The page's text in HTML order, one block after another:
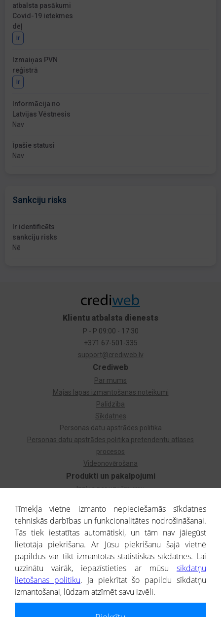
atbalsta pasākumi
Covid-19 ietekmes
dēļ
Ir
Izmaiņas PVN
reģistrā
Ir
Informācija no
Latvijas Vēstnesis
Nav
Īpašie statusi
Nav
Sankciju risks
Ir identificēts
sankciju risks
Nē
Produkti un pakalpojumi
Izziņa par uzņēmumu
Dzimtas koks
Uzņēmumu atlase
Monitorings
Kredītizziņa par ārvalstu uzņēmumiem
Crediweb
Par mums
Mājas lapas izmantošanas noteikumi
Palīdzība
Sīkdatnes
Personas datu apstrādes politika
Personas datu apstrādes politika pretendentu atlases
procesos
Videonovērošana
Klientu atbalsta dienests
P - P 09:00 - 17:30
+371 67-501-335
support@crediweb.lv
® CREDITREFORM Latvija
SIA
Tīmekļa vietne izmanto nepieciešamās sīkdatnes
tehniskās darbības un funkcionalitātes nodrošināšanai.
Tās tiek iestatītas automātiski, un tām nav jāiegūst
lietotāja piekrišana. Ar Jūsu piekrišanu šajā vietnē
papildus var tikt izmantotas statistiskās sīkdatnes. Lai
uzzinātu vairāk, iepazīstieties ar mūsu sīkdatņu
lietošanas politiku. Ja piekrītat šo papildu sīkdatņu
izmantošanai, lūdzam atzīmēt savu izvēli.